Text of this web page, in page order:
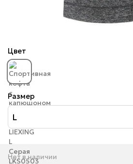
Цвет
Размер
L
Нет в наличии